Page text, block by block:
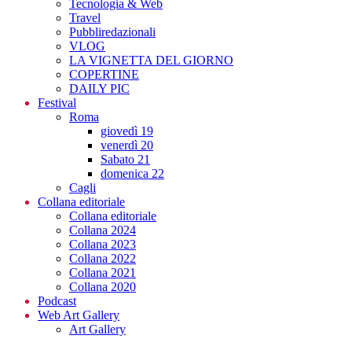
Tecnologia & Web
Travel
Pubbliredazionali
VLOG
LA VIGNETTA DEL GIORNO
COPERTINE
DAILY PIC
Festival
Roma
giovedì 19
venerdì 20
Sabato 21
domenica 22
Cagli
Collana editoriale
Collana editoriale
Collana 2024
Collana 2023
Collana 2022
Collana 2021
Collana 2020
Podcast
Web Art Gallery
Art Gallery